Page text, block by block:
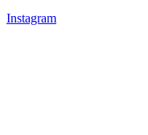
Instagram